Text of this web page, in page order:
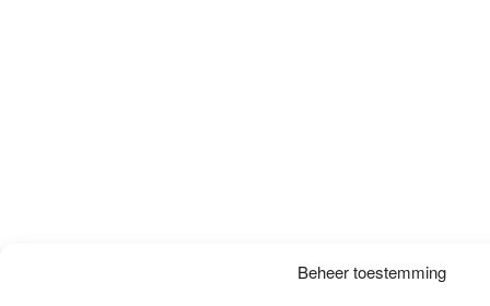
Beheer toestemming